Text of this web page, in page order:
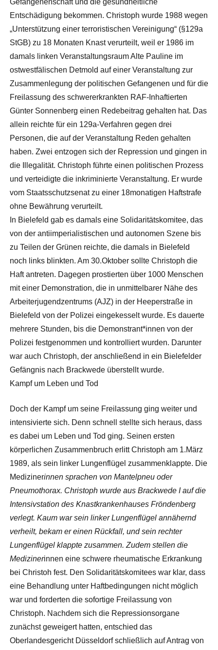
Gefangenenschaft und die gesundheitliche
Entschädigung bekommen. Christoph wurde 1988 wegen
„Unterstützung einer terroristischen Vereinigung“ (§129a
StGB) zu 18 Monaten Knast verurteilt, weil er 1986 im
damals linken Veranstaltungsraum Alte Pauline im
ostwestfälischen Detmold auf einer Veranstaltung zur
Zusammenlegung der politischen Gefangenen und für die
Freilassung des schwererkrankten RAF-Inhaftierten
Günter Sonnenberg einen Redebeitrag gehalten hat. Das
allein reichte für ein 129a-Verfahren gegen drei
Personen, die auf der Veranstaltung Reden gehalten
haben. Zwei entzogen sich der Repression und gingen in
die Illegalität. Christoph führte einen politischen Prozess
und verteidigte die inkriminierte Veranstaltung. Er wurde
vom Staatsschutzsenat zu einer 18monatigen Haftstrafe
ohne Bewährung verurteilt.
In Bielefeld gab es damals eine Solidaritätskomitee, das
von der antiimperialistischen und autonomen Szene bis
zu Teilen der Grünen reichte, die damals in Bielefeld
noch links blinkten. Am 30.Oktober sollte Christoph die
Haft antreten. Dagegen prostierten über 1000 Menschen
mit einer Demonstration, die in unmittelbarer Nähe des
Arbeiterjugendzentrums (AJZ) in der Heeperstraße in
Bielefeld von der Polizei eingekesselt wurde. Es dauerte
mehrere Stunden, bis die Demonstrant*innen von der
Polizei festgenommen und kontrolliert wurden. Darunter
war auch Christoph, der anschließend in ein Bielefelder
Gefängnis nach Brackwede überstellt wurde.
Kampf um Leben und Tod
Doch der Kampf um seine Freilassung ging weiter und
intensivierte sich. Denn schnell stellte sich heraus, dass
es dabei um Leben und Tod ging. Seinen ersten
körperlichen Zusammenbruch erlitt Christoph am 1.März
1989, als sein linker Lungenflügel zusammenklappte. Die
Medizinerinnen sprachen von Mantelpneu oder
Pneumothorax. Christoph wurde aus Brackwede I auf die
Intensivstation des Knastkrankenhauses Fröndenberg
verlegt. Kaum war sein linker Lungenflügel annähernd
verheilt, bekam er einen Rückfall, und sein rechter
Lungenflügel klappte zusammen. Zudem stellen die
Medizinerinnen eine schwere rheumatische Erkrankung
bei Christoh fest. Den Solidaritätskomitees war klar, dass
eine Behandlung unter Haftbedingungen nicht möglich
war und forderten die sofortige Freilassung von
Christoph. Nachdem sich die Repressionsorgane
zunächst geweigert hatten, entschied das
Oberlandesgericht Düsseldorf schließlich auf Antrag von